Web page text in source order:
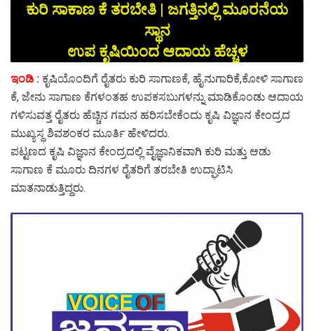
ಕುರಿ ಸಾಕಾಣ ಕೆ ತರಬೇತಿ | ಜಗತ್ತಿನಲ್ಲಿ ಮೂರನೆಯ
ಸ್ಥಾನ
ಉಪ ಕೃಷಿಯಿಂದ ಆದಾಯ ಹೆಚ್ಚಳ
ಇಂಡಿ : ಕೃಷಿಯೊಂದಿಗೆ ರೈತರು ಕುರಿ ಸಾಗಾಣಕೆ, ಹೈನುಗಾರಿಕೆ,ಕೋಳಿ ಸಾಗಾಣ
ಕೆ, ಜೇನು ಸಾಗಾಣ ಕೆಗಳಂತಹ ಉಪಕಸಬುಗಳನ್ನು ಮಾಡಿಕೊಂಡು ಆದಾಯ
ಗಳಿಸುವತ್ತ ರೈತರು ಹೆಚ್ಚಿನ ಗಮನ ಹರಿಸಬೇಕೆಂದು ಕೃಷಿ ವಿಜ್ಞಾನ ಕೇಂದ್ರದ
ಮುಖ್ಯಸ್ಥ ಶಿವಶಂಕರ ಮೂರ್ತಿ ಹೇಳಿದರು.
ಪಟ್ಟಣದ ಕೃಷಿ ವಿಜ್ಞಾನ ಕೇಂದ್ರದಲ್ಲಿ ವೈಜ್ಞಾನಿಕವಾಗಿ ಕುರಿ ಮತ್ತು ಆಡು
ಸಾಗಾಣ ಕೆ ಮೂರು ದಿನಗಳ ರೈತರಿಗೆ ತರಬೇತಿ ಉದ್ಘಾಟಿಸಿ
ಮಾತನಾಡುತ್ತಿದ್ದರು.